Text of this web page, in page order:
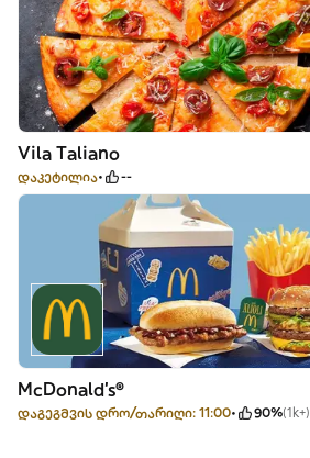
Vila Taliano
დაკეტილია --
McDonald's®
დაგეგმვის დრო/თარიღი: 11:00 90%(1k+)